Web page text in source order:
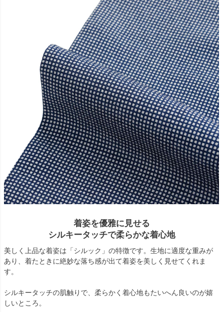
着姿を優雅に見せる
シルキータッチで柔らかな着心地
美しく上品な着姿は「シルック」の特徴です。生地に適度な重みが
あり、着たときに絶妙な落ち感が出て着姿を美しく見せてくれま
す。
シルキータッチの肌触りで、柔らかく着心地もたいへん良いのが嬉
しいところ。